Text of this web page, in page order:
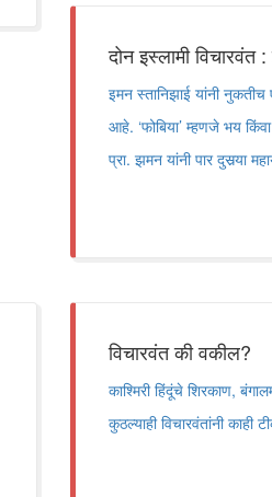
दोन इस्लामी
इमन स्तानिझाई यांनी नुकतीच
आहे. ‘फोबिया’ म्हणजे भय
प्रा. झमन यांनी पार दुसर्‍या
विचारवंत की वकील?
काश्मिरी हिंदूंचे शिरकाण,
कुठल्याही विचारवंतांनी काही